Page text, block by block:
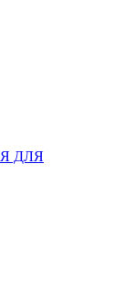
ДЛЯ